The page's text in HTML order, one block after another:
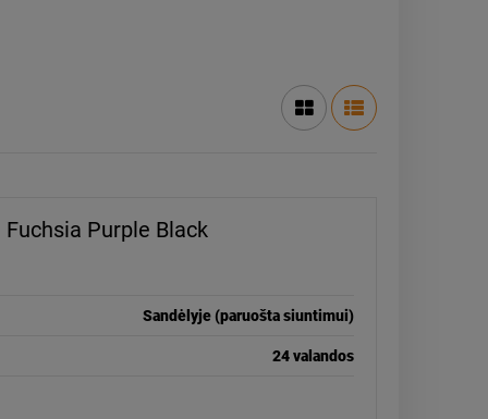
Fuchsia Purple Black
Sandėlyje (paruošta siuntimui)
24 valandos